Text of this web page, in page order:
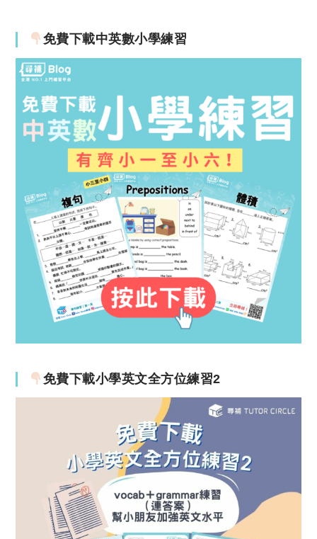
免費下載中英數小學練習
免費下載小學英文全方位練習2